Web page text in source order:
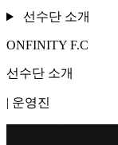
선수단 소개
ONFINITY F.C
선수단 소개
| 운영진